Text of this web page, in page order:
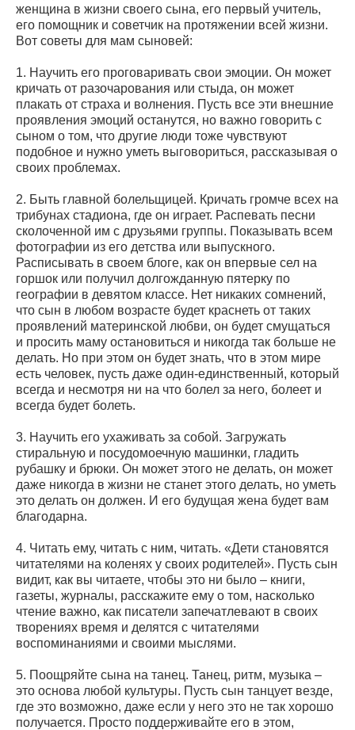
женщина в жизни своего сына, его первый учитель,
его помощник и советчик на протяжении всей жизни.
Вот советы для мам сыновей:
1. Научить его проговаривать свои эмоции. Он может
кричать от разочарования или стыда, он может
плакать от страха и волнения. Пусть все эти внешние
проявления эмоций останутся, но важно говорить с
сыном о том, что другие люди тоже чувствуют
подобное и нужно уметь выговориться, рассказывая о
своих проблемах.
2. Быть главной болельщицей. Кричать громче всех на
трибунах стадиона, где он играет. Распевать песни
сколоченной им с друзьями группы. Показывать всем
фотографии из его детства или выпускного.
Расписывать в своем блоге, как он впервые сел на
горшок или получил долгожданную пятерку по
географии в девятом классе. Нет никаких сомнений,
что сын в любом возрасте будет краснеть от таких
проявлений материнской любви, он будет смущаться
и просить маму остановиться и никогда так больше не
делать. Но при этом он будет знать, что в этом мире
есть человек, пусть даже один-единственный, который
всегда и несмотря ни на что болел за него, болеет и
всегда будет болеть.
3. Научить его ухаживать за собой. Загружать
стиральную и посудомоечную машинки, гладить
рубашку и брюки. Он может этого не делать, он может
даже никогда в жизни не станет этого делать, но уметь
это делать он должен. И его будущая жена будет вам
благодарна.
4. Читать ему, читать с ним, читать. «Дети становятся
читателями на коленях у своих родителей». Пусть сын
видит, как вы читаете, чтобы это ни было – книги,
газеты, журналы, расскажите ему о том, насколько
чтение важно, как писатели запечатлевают в своих
творениях время и делятся с читателями
воспоминаниями и своими мыслями.
5. Поощряйте сына на танец. Танец, ритм, музыка –
это основа любой культуры. Пусть сын танцует везде,
где это возможно, даже если у него это не так хорошо
получается. Просто поддерживайте его в этом,